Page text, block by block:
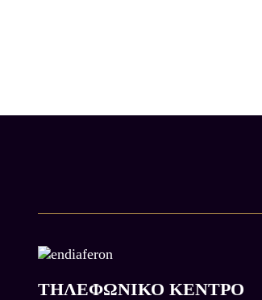
ΤΗΛΕΦΩΝΙΚΟ ΚΕΝΤΡΟ